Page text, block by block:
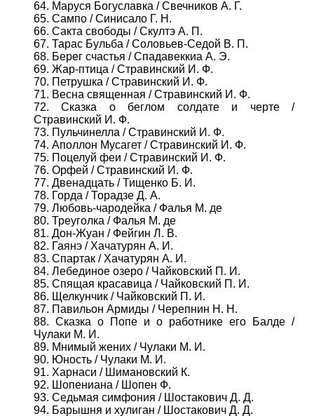
64. Маруся Богуславка / Свечников А. Г.
65. Сампо / Синисало Г. Н.
66. Сакта свободы / Скултэ А. П.
67. Тарас Бульба / Соловьев-Седой В. П.
68. Берег счастья / Спадавеккиа А. Э.
69. Жар-птица / Стравинский И. Ф.
70. Петрушка / Стравинский И. Ф.
71. Весна священная / Стравинский И. Ф.
72. Сказка о беглом солдате и черте /
Стравинский И. Ф.
73. Пульчинелла / Стравинский И. Ф.
74. Аполлон Мусагет / Стравинский И. Ф.
75. Поцелуй феи / Стравинский И. Ф.
76. Орфей / Стравинский И. Ф.
77. Двенадцать / Тищенко Б. И.
78. Горда / Торадзе Д. А.
79. Любовь-чародейка / Фалья М. де
80. Треуголка / Фалья М. де
81. Дон-Жуан / Фейгин Л. В.
82. Гаянэ / Хачатурян А. И.
83. Спартак / Хачатурян А. И.
84. Лебединое озеро / Чайковский П. И.
85. Спящая красавица / Чайковский П. И.
86. Щелкунчик / Чайковский П. И.
87. Павильон Армиды / Черепнин Н. Н.
88. Сказка о Попе и о работнике его Балде /
Чулаки М. И.
89. Мнимый жених / Чулаки М. И.
90. Юность / Чулаки М. И.
91. Харнаси / Шимановский К.
92. Шопениана / Шопен Ф.
93. Седьмая симфония / Шостакович Д. Д.
94. Барышня и хулиган / Шостакович Д. Д.